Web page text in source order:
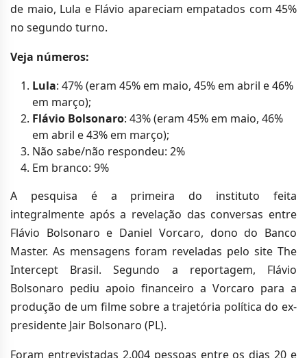
de maio, Lula e Flávio apareciam empatados com 45%
no segundo turno.
Veja números:
Lula: 47% (eram 45% em maio, 45% em abril e 46%
em março);
Flávio Bolsonaro: 43% (eram 45% em maio, 46%
em abril e 43% em março);
Não sabe/não respondeu: 2%
Em branco: 9%
A pesquisa é a primeira do instituto feita
integralmente após a revelação das conversas entre
Flávio Bolsonaro e Daniel Vorcaro, dono do Banco
Master. As mensagens foram reveladas pelo site The
Intercept Brasil. Segundo a reportagem, Flávio
Bolsonaro pediu apoio financeiro a Vorcaro para a
produção de um filme sobre a trajetória política do ex-
presidente Jair Bolsonaro (PL).
Foram entrevistadas 2.004 pessoas entre os dias 20 e